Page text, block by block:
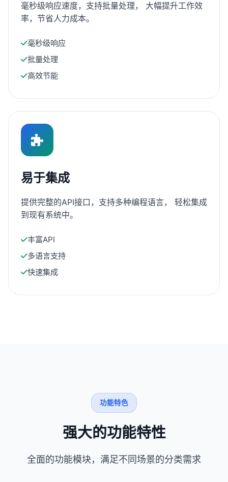
毫秒级响应速度，支持批量处理， 大幅提升工作效
率，节省人力成本。
毫秒级响应
批量处理
高效节能
易于集成
提供完整的API接口，支持多种编程语言， 轻松集成
到现有系统中。
丰富API
多语言支持
快速集成
功能特色
强大的功能特性
全面的功能模块，满足不同场景的分类需求